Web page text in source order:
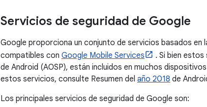
Servicios de seguridad de Google
Google proporciona un conjunto de servicios basados ​​en
compatibles con Google Mobile Services
. Si bien
de Android (AOSP), están incluidos en muchos
estos servicios, consulte Resumen del año 2018 de
Los principales servicios de seguridad de Google son: